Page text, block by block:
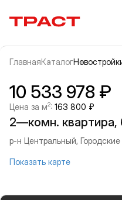
Траст | Служба
ГлавнаяКаталог
Информация об
Галерея
10 533 978 ₽
Цена за м2: 163 800 ₽
2—комн. квартира,
р-н Центральный,
Показать карте